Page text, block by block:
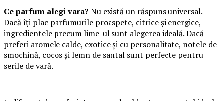
Ce parfum alegi vara? Nu există un răspuns universal.
Dacă îți plac parfumurile proaspete, citrice și energice,
ingredientele precum lime-ul sunt alegerea ideală. Dacă
preferi aromele calde, exotice și cu personalitate, notele de
smochină, cocos și lemn de santal sunt perfecte pentru
serile de vară.